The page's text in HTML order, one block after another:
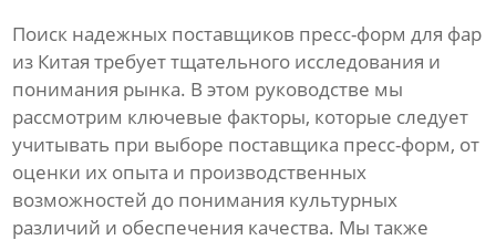
Поиск надежных поставщиков пресс-форм для фар
из Китая требует тщательного исследования и
понимания рынка. В этом руководстве мы
рассмотрим ключевые факторы, которые следует
учитывать при выборе поставщика пресс-форм, от
оценки их опыта и производственных
возможностей до понимания культурных
различий и обеспечения качества. Мы также